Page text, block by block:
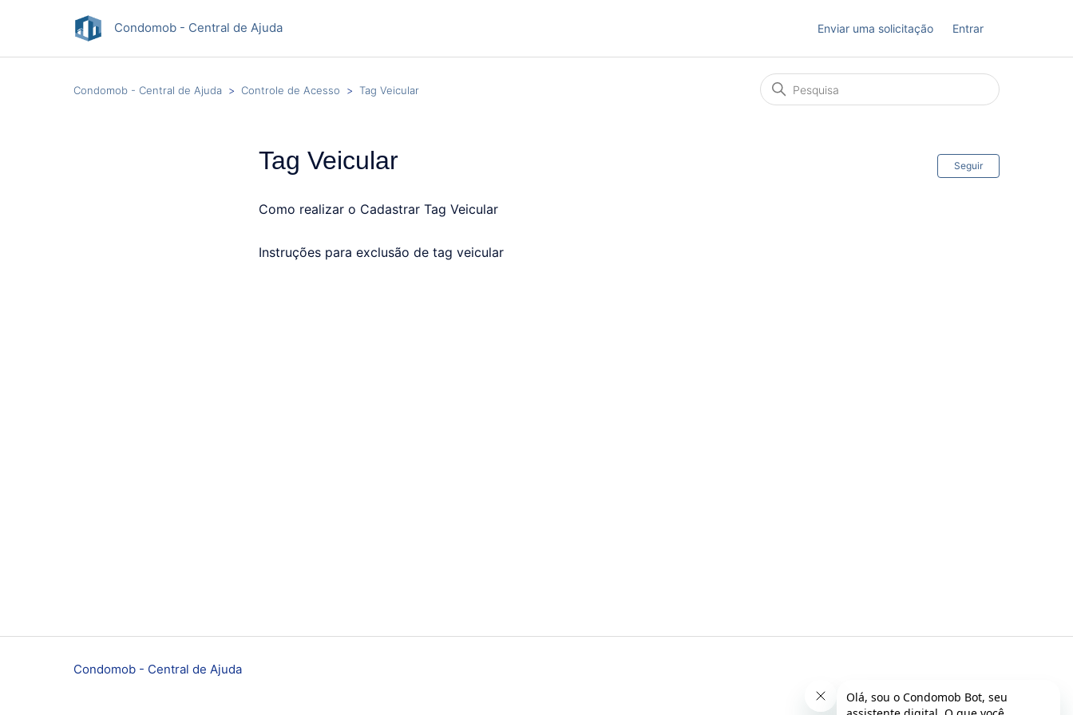
Condomob - Central de Ajuda Enviar uma solicitação Entrar
Condomob - Central de Ajuda Controle de Acesso Tag Veicular
Tag Veicular Seguir
Como realizar o Cadastrar Tag Veicular
Instruções para exclusão de tag veicular
Condomob - Central de Ajuda